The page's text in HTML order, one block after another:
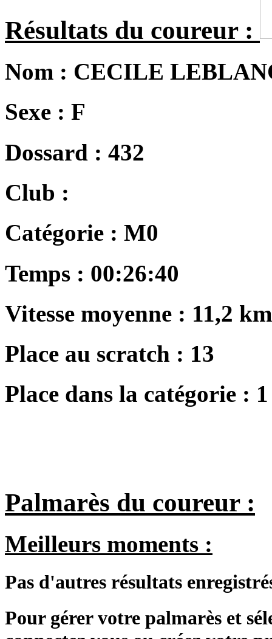
Résultats du coureur :
Nom : CECILE
Sexe : F
Dossard : 432
Club :
Catégorie : M0
Temps : 00:26:40
Vitesse moyenne : 11,2
Place au scratch : 13
Place dans la catégorie : 1
Palmarès du coureur :
Meilleurs moments :
Pas d'autres résultats
Pour gérer votre palmarès et